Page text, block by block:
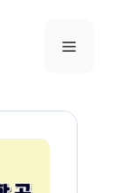
메뉴